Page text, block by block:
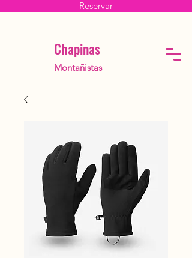
Reservar
Chapinas
Montañistas